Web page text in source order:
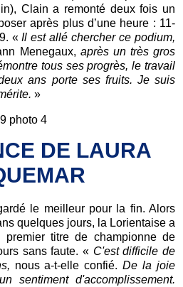
Clain a remonté deux fois un
après plus d’une heure : 11-
9. «Il est allé chercher ce podium,
Menegaux, après un très gros
tous ses progrès, le travail
ans porte ses fruits. Je suis
»
DE LAURA
le meilleur pour la fin. Alors
quelques jours, la Lorientaise a
premier titre de championne de
sans faute. « C'est difficile de
nous a-t-elle confié. De la joie
sentiment d'accomplissement.